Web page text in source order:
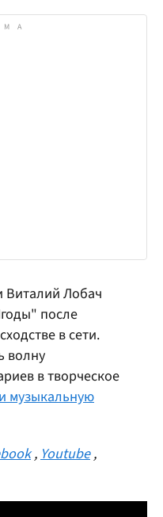
Виталий Лобач
после
в сети.
волну
в творческое
музыкальную
,Youtube ,